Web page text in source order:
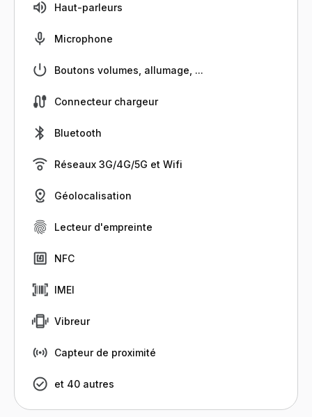
Haut-parleurs
Microphone
Boutons volumes, allumage, ...
Connecteur chargeur
Bluetooth
Réseaux 3G/4G/5G et Wifi
Géolocalisation
Lecteur d'empreinte
NFC
IMEI
Vibreur
Capteur de proximité
et 40 autres